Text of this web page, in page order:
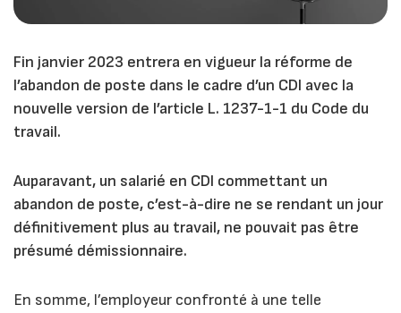
Fin janvier 2023 entrera en vigueur la réforme de
l’abandon de poste dans le cadre d’un CDI avec la
nouvelle version de l’article L. 1237-1-1 du Code du
travail.
Auparavant, un salarié en CDI commettant un
abandon de poste, c’est-à-dire ne se rendant un jour
définitivement plus au travail, ne pouvait pas être
présumé démissionnaire.
En somme, l’employeur confronté à une telle